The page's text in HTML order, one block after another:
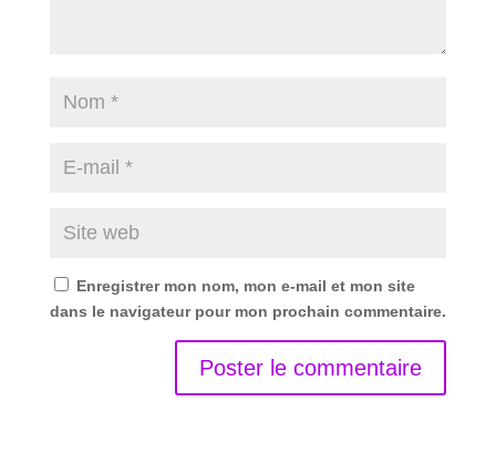
Enregistrer mon nom, mon e-mail et mon site
dans le navigateur pour mon prochain commentaire.